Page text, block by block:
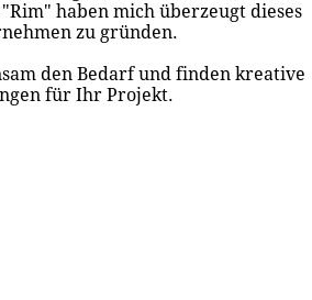
haben mich überzeugt dieses
zu gründen.
den Bedarf und finden kreative
für Ihr Projekt.